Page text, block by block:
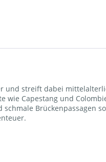
und streift dabei
wie Capestang und
Brückenpassagen